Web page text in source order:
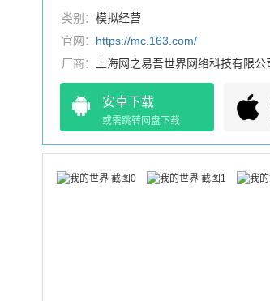
类别： 模拟经营
官网： https://mc.163.com/
厂商：
上海网之易吾世界网络科技有限公
安卓下载
或需跳转网盘下载